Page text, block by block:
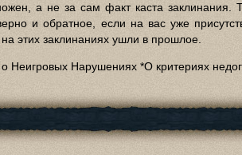
а не за сам факт каста заклинания.
и обратное, если на вас уже
этих заклинаниях ушли в прошлое.
Нарушениях *О критериях